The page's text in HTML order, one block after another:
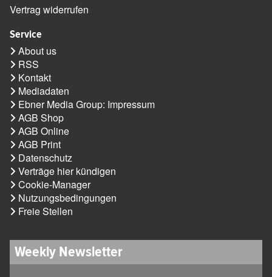
Vertrag widerrufen
Service
About us
RSS
Kontakt
Mediadaten
Ebner Media Group: Impressum
AGB Shop
AGB Online
AGB Print
Datenschutz
Verträge hier kündigen
Cookie-Manager
Nutzungsbedingungen
Freie Stellen
Weekly Newsletter